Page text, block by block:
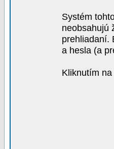
Systém
neobsahujú
prehliadaní.
a hesla (a
Kliknutím